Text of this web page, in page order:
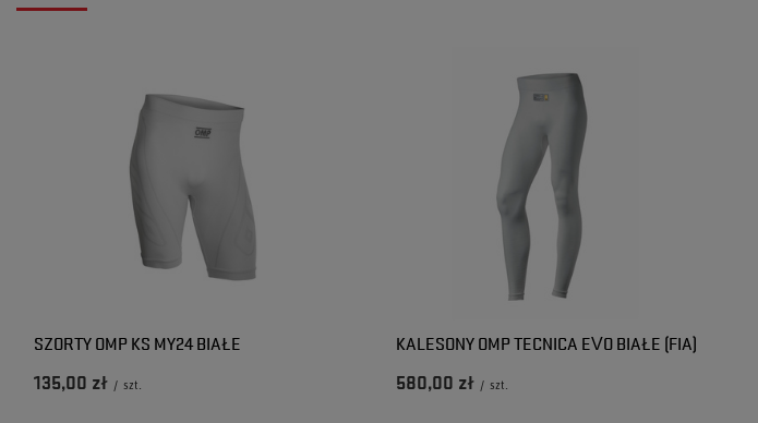
SZORTY OMP KS MY24 BIAŁE
135,00 zł / szt.
KALESONY OMP TECNICA EVO BIAŁE (FIA)
580,00 zł / szt.